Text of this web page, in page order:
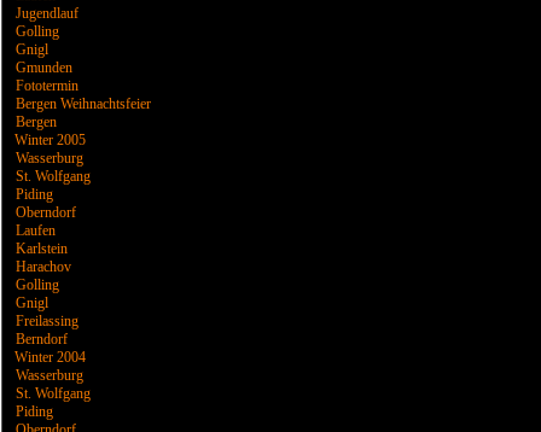
Jugendlauf
Golling
Gnigl
Gmunden
Fototermin
Bergen Weihnachtsfeier
Bergen
Winter 2005
Wasserburg
St. Wolfgang
Piding
Oberndorf
Laufen
Karlstein
Harachov
Golling
Gnigl
Freilassing
Berndorf
Winter 2004
Wasserburg
St. Wolfgang
Piding